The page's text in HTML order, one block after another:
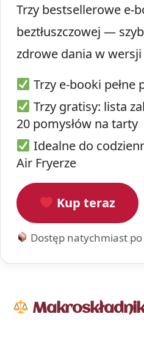
Trzy bestsellerowe e-
beztłuszczowej —
zdrowe dania w wersji
Trzy e-booki
Trzy gratisy: lista
20 pomysłów na tarty
Idealne do
Air Fryerze
Kup teraz
Dostęp natychmiast